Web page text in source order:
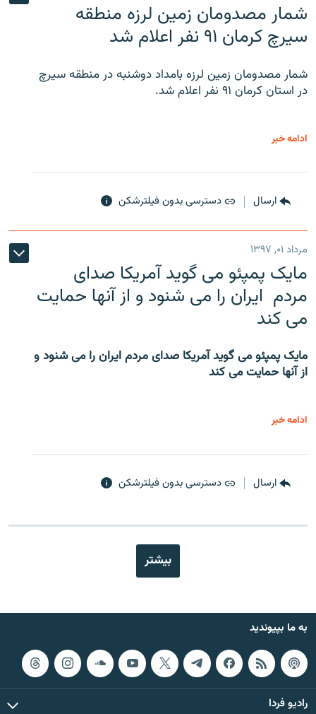
شمار مصدومان زمین لرزه منطقه
سیرچ کرمان ۹۱ نفر اعلام شد
شمار مصدومان زمین لرزه بامداد دوشنبه در منطقه سیرچ
در استان کرمان ۹۱ نفر اعلام شد.
ادامه خبر
ارسال دسترسی بدون فیلترشکن
مرداد ۰۱, ۱۳۹۷
مایک پمپئو می گوید آمریکا صدای
مردم ایران را می شنود و از آنها حمایت
می کند
مایک پمپئو می گوید آمریکا صدای مردم ایران را می شنود و
از آنها حمایت می کند
ادامه خبر
ارسال دسترسی بدون فیلترشکن
بیشتر
به ما بپیوندید
رادیو فردا